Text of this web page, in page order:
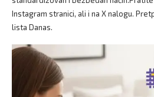
Instagram stranici, ali i na X nalogu.
lista Danas.